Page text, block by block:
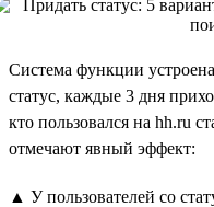
Система функции
статус, каждые 3 дня
кто пользовался на hh.ru
отмечают явный эффект:
▲ У пользователей со